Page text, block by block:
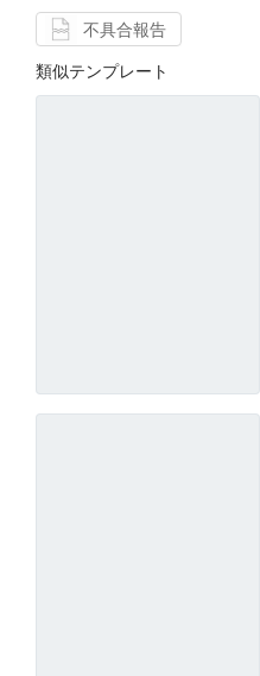
不具合報告
類似テンプレート